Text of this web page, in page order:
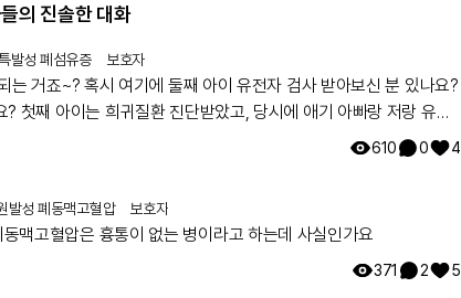
으로 수행됩니다.
의 치료 및 관리
증후군의 치료 옵션은 증상 완화와 질병 수정 또는 면역 요법의 두
수 있습니다. 이 치료 방법들은 질병의 심각도에 따라 조합하여
는 초기 치료의 표준이며, 경직, 강직 및 고통스러운 근육 경련을
다. 이는 벤조디아제핀, 바클로펜, 가바펜틴, 비가바트린과 같은
는 약물을 사용하여 달성됩니다. 디아제팜은 강직인간 증후군 환
제로 알려져 있지만, 시간이 지남에 따라 벤조디아제핀에 대한 내
사용됩니다. 다른 일반적으로 사용되는 근육 이완제에는 단트롤
됩니다. 증상 관리는 또한 항간질제 및 항우울제를 사용하여 동반
동반 질환을 치료하는 것을 포함합니다. 질병 수정 요법은 자가
하는 것을 목표로 하는 특정 면역 조절 치료입니다. 정맥 내 면역
인간 증후군에서 가장 효과적인 면역 요법으로 입증되었으며, 표
의 진솔한 대화
특발성 폐섬유증 보호자
는 거죠~? 혹시 여기에 둘째 아이 유전자 검사 받아보신 분 있나요?
? 첫째 아이는 희귀질환 진단받았고, 당시에 애기 아빠랑 저랑 유전
이라고 하시더라구요.. 둘째 임신했는데 유전은 안 된다지만 워낙에
610 0 4
발성 폐동맥고혈압 보호자
맥고혈압은 흉통이 없는 병이라고 하는데 사실인가요
371 2 5